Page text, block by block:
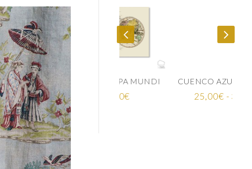
LÁMINA MAPA MUNDI
75,00
CUENCO AZUL ÍNDIGO CERÁMICA JAPONESA
35,00€Rango